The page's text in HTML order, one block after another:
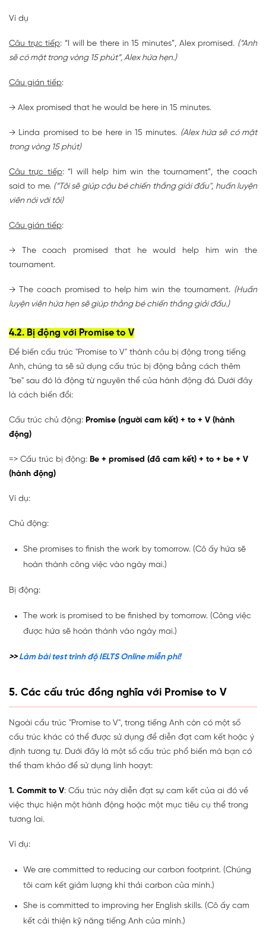
Ví dụ
Câu trực tiếp: “I will be there in 15 minutes”, Alex promised. (“Anh
sẽ có mặt trong vòng 15 phút”, Alex hứa hẹn.)
Câu gián tiếp:
→ Alex promised that he would be here in 15 minutes.
→ Linda promised to be here in 15 minutes. (Alex hứa sẽ có mặt
trong vòng 15 phút)
Câu trực tiếp: “I will help him win the tournament”, the coach
said to me. (“Tôi sẽ giúp cậu bé chiến thắng giải đấu", huấn luyện
viên nói với tôi)
Câu gián tiếp:
→ The coach promised that he would help him win the
tournament.
→ The coach promised to help him win the tournament. (Huấn
luyện viên hứa hẹn sẽ giúp thằng bé chiến thắng giải đấu.)
4.2. Bị động với Promise to V
Để biến cấu trúc "Promise to V" thành câu bị động trong tiếng
Anh, chúng ta sẽ sử dụng cấu trúc bị động bằng cách thêm
"be" sau đó là động từ nguyên thể của hành động đó. Dưới đây
là cách biến đổi:
Cấu trúc chủ động: Promise (người cam kết) + to + V (hành
động)
=> Cấu trúc bị động: Be + promised (đã cam kết) + to + be + V
(hành động)
Ví dụ:
Chủ động:
She promises to finish the work by tomorrow. (Cô ấy hứa sẽ
hoàn thành công việc vào ngày mai.)
Bị động:
The work is promised to be finished by tomorrow. (Công việc
được hứa sẽ hoàn thành vào ngày mai.)
>> Làm bài test trình độ IELTS Online miễn phí!
5. Các cấu trúc đồng nghĩa với Promise to V
Ngoài cấu trúc "Promise to V", trong tiếng Anh còn có một số
cấu trúc khác có thể được sử dụng để diễn đạt cam kết hoặc ý
định tương tự. Dưới đây là một số cấu trúc phổ biến mà bạn có
thể tham khảo để sử dụng linh hoạyt:
1. Commit to V: Cấu trúc này diễn đạt sự cam kết của ai đó về
việc thực hiện một hành động hoặc một mục tiêu cụ thể trong
tương lai.
Ví dụ:
We are committed to reducing our carbon footprint. (Chúng
tôi cam kết giảm lượng khí thải carbon của mình.)
She is committed to improving her English skills. (Cô ấy cam
kết cải thiện kỹ năng tiếng Anh của mình.)